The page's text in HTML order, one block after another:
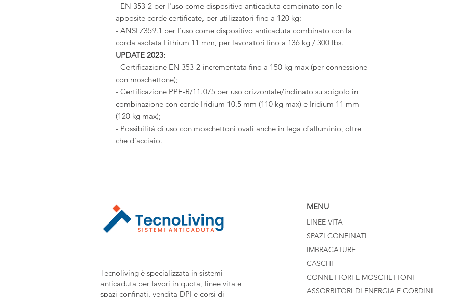
- EN 353-2 per l'uso come dispositivo anticaduta combinato con le
apposite corde certificate, per utilizzatori fino a 120 kg:
- ANSI Z359.1 per l'uso come dispositivo anticaduta combinato con la
corda asolata Lithium 11 mm, per lavoratori fino a 136 kg / 300 lbs.
UPDATE 2023:
- Certificazione EN 353-2 incrementata fino a 150 kg max (per connessione
con moschettone);
- Certificazione PPE-R/11.075 per uso orizzontale/inclinato su spigolo in
combinazione con corde Iridium 10.5 mm (110 kg max) e Iridium 11 mm
(120 kg max);
- Possibilità di uso con moschettoni ovali anche in lega d'alluminio, oltre
che d'acciaio.
Tecnoliving é specializzata in sistemi
anticaduta per lavori in quota, linee vita e
spazi confinati, vendita DPI e corsi di
MENU
LINEE VITA
SPAZI CONFINATI
IMBRACATURE
CASCHI
CONNETTORI E MOSCHETTONI
ASSORBITORI DI ENERGIA E CORDINI